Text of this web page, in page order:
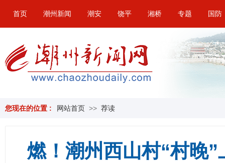
首页 潮州新闻 潮安 饶平 湘桥 专题 国防
您现在的位置 : 网站首页 >> 荐读
燃！潮州西山村“村晚